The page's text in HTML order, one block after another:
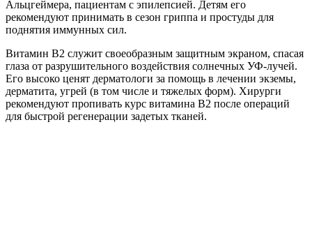
Альцгеймера, пациентам с эпилепсией. Детям его
рекомендуют принимать в сезон гриппа и простуды для
поднятия иммунных сил.
Витамин B2 служит своеобразным защитным экраном, спасая
глаза от разрушительного воздействия солнечных УФ-лучей.
Его высоко ценят дерматологи за помощь в лечении экземы,
дерматита, угрей (в том числе и тяжелых форм). Хирурги
рекомендуют пропивать курс витамина В2 после операций
для быстрой регенерации задетых тканей.